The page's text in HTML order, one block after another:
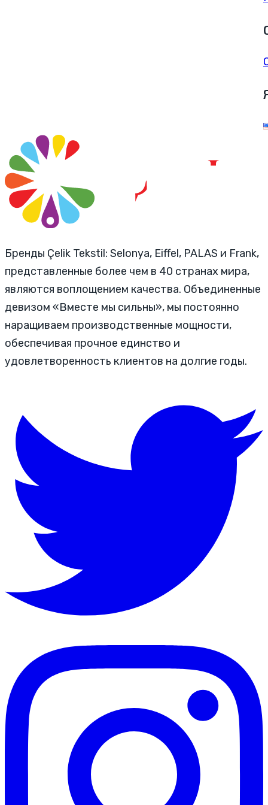
Бренды Çelik Tekstil: Selonya, Eiffel, PALAS и Frank,
представленные более чем в 40 странах мира,
являются воплощением качества. Объединенные
девизом «Вместе мы сильны», мы постоянно
наращиваем производственные мощности,
обеспечивая прочное единство и
удовлетворенность клиентов на долгие годы.